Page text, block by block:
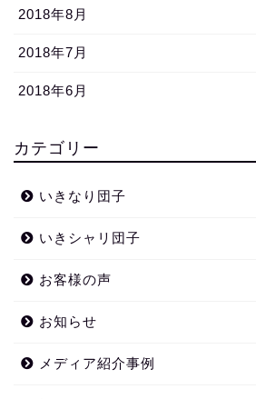
2018年8月
2018年7月
2018年6月
カテゴリー
いきなり団子
いきシャリ団子
お客様の声
お知らせ
メディア紹介事例